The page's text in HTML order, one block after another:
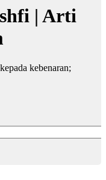
| Arti
kebenaran;